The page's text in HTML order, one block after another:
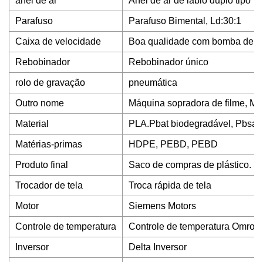
Parafuso Parafuso Bimental, Ld:30:1
Caixa de velocidade Boa qualidade com bomba de
Rebobinador Rebobinador único
rolo de gravação pneumática
Outro nome Máquina sopradora de filme,
Material PLA.Pbat biodegradável, Pbsa,
Matérias-primas HDPE, PEBD, PEBD
Produto final Saco de compras de plástico.
Trocador de tela Troca rápida de tela
Motor Siemens Motors
Controle de temperatura Controle de temperatura Omron
Inversor Delta Inversor